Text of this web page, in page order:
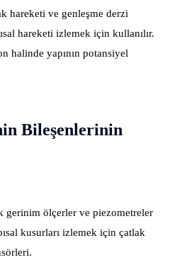
hareketi ve genleşme derzi
hareketi izlemek için kullanılır.
halinde yapının potansiyel
Bileşenlerinin
gerinim ölçerler ve piezometreler
kusurları izlemek için çatlak